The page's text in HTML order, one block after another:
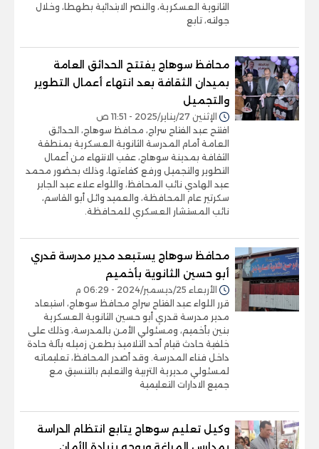
الثانوية العسكرية، والنصر الابتدائية بطهطا، وخلال
جولته، تابع
محافظ سوهاج يفتتح الحدائق العامة
بميدان الثقافة بعد انتهاء أعمال التطوير
والتجميل
الإثنين 27/يناير/2025 - 11:51 ص
افتتح عبد الفتاح سراج، محافظ سوهاج، الحدائق
العامة أمام المدرسة الثانوية العسكرية بمنطقة
الثقافة بمدينة سوهاج، عقب الانتهاء من أعمال
التطوير والتجميل ورفع كفاءتها، وذلك بحضور محمد
عبد الهادي نائب المحافظ، واللواء علاء عبد الجابر
سكرتير عام المحافظة، والعميد وائل أبو القاسم،
نائب المستشار العسكري للمحافظة.
محافظ سوهاج يستبعد مدير مدرسة قدري
أبو حسين الثانوية بأخميم
الأربعاء 25/ديسمبر/2024 - 06:29 م
قرر اللواء عبد الفتاح سراج محافظ سوهاج، استبعاد
مدير مدرسة قدري أبو حسين الثانوية العسكرية
بنين بأخميم، ومسئولي الأمن بالمدرسة، وذلك على
خلفية حادث قيام أحد التلاميذ بطعن زميله بآلة حادة
داخل فناء المدرسة. وقد أصدر المحافظ، تعليماته
لمسئولي مديرية التربية والتعليم بالتنسيق مع
جميع الادارات التعليمية
وكيل تعليم سوهاج يتابع انتظام الدراسة